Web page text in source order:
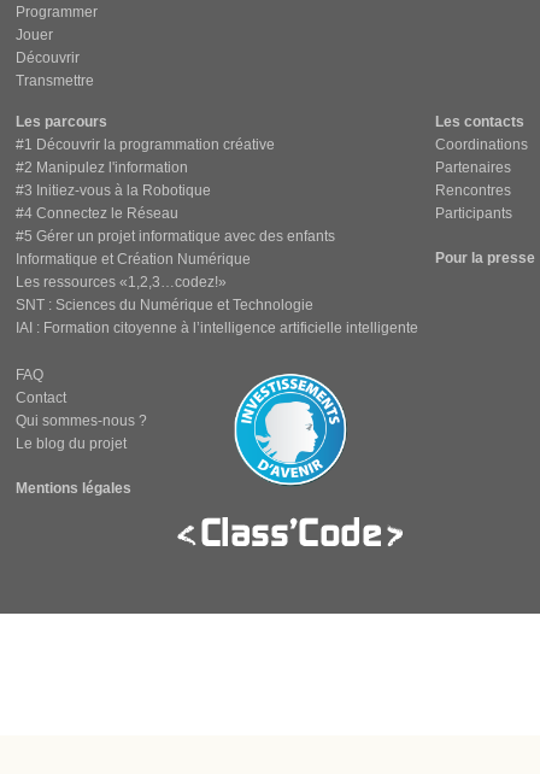
Programmer
Jouer
Découvrir
Transmettre
Les parcours
#1 Découvrir la programmation créative
#2 Manipulez l'information
#3 Initiez-vous à la Robotique
#4 Connectez le Réseau
#5 Gérer un projet informatique avec des enfants
Informatique et Création Numérique
Les ressources «1,2,3…codez!»
SNT : Sciences du Numérique et Technologie
IAI : Formation citoyenne à l’intelligence artificielle intelligente
Les contacts
Coordinations
Partenaires
Rencontres
Participants
Pour la presse
FAQ
Contact
Qui sommes-nous ?
Le blog du projet
Mentions légales